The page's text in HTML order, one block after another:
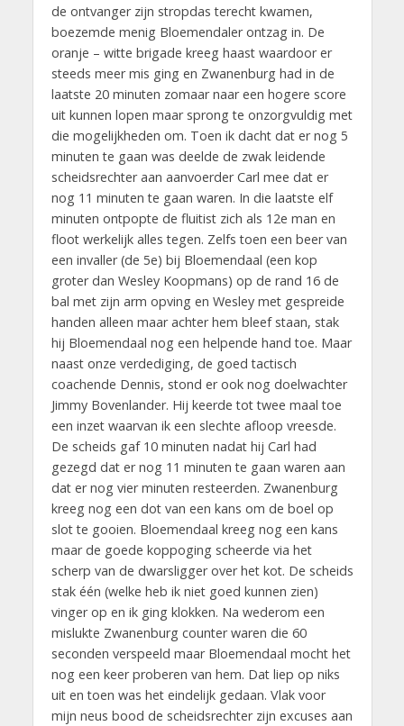
de ontvanger zijn stropdas terecht kwamen,
boezemde menig Bloemendaler ontzag in. De
oranje – witte brigade kreeg haast waardoor er
steeds meer mis ging en Zwanenburg had in de
laatste 20 minuten zomaar naar een hogere score
uit kunnen lopen maar sprong te onzorgvuldig met
die mogelijkheden om. Toen ik dacht dat er nog 5
minuten te gaan was deelde de zwak leidende
scheidsrechter aan aanvoerder Carl mee dat er
nog 11 minuten te gaan waren. In die laatste elf
minuten ontpopte de fluitist zich als 12e man en
floot werkelijk alles tegen. Zelfs toen een beer van
een invaller (de 5e) bij Bloemendaal (een kop
groter dan Wesley Koopmans) op de rand 16 de
bal met zijn arm opving en Wesley met gespreide
handen alleen maar achter hem bleef staan, stak
hij Bloemendaal nog een helpende hand toe. Maar
naast onze verdediging, de goed tactisch
coachende Dennis, stond er ook nog doelwachter
Jimmy Bovenlander. Hij keerde tot twee maal toe
een inzet waarvan ik een slechte afloop vreesde.
De scheids gaf 10 minuten nadat hij Carl had
gezegd dat er nog 11 minuten te gaan waren aan
dat er nog vier minuten resteerden. Zwanenburg
kreeg nog een dot van een kans om de boel op
slot te gooien. Bloemendaal kreeg nog een kans
maar de goede koppoging scheerde via het
scherp van de dwarsligger over het kot. De scheids
stak één (welke heb ik niet goed kunnen zien)
vinger op en ik ging klokken. Na wederom een
mislukte Zwanenburg counter waren die 60
seconden verspeeld maar Bloemendaal mocht het
nog een keer proberen van hem. Dat liep op niks
uit en toen was het eindelijk gedaan. Vlak voor
mijn neus bood de scheidsrechter zijn excuses aan